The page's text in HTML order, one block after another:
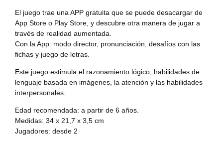
El juego trae una APP gratuita que se puede desacargar de
App Store o Play Store, y descubre otra manera de jugar a
través de realidad aumentada.
Con la App: modo director, pronunciación, desafíos con las
fichas y juego de letras.
Este juego estimula el razonamiento lógico, habilidades de
lenguaje basada en imágenes, la atención y las habilidades
interpersonales.
Edad recomendada: a partir de 6 años.
Medidas: 34 x 21,7 x 3,5 cm
Jugadores: desde 2